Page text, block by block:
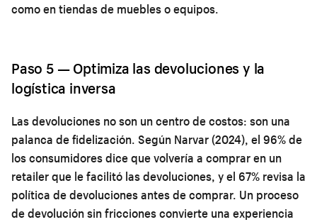
como en tiendas de muebles o equipos.
Paso 5 — Optimiza las devoluciones y la
logística inversa
Las devoluciones no son un centro de costos: son una
palanca de fidelización. Según Narvar (2024), el 96% de
los consumidores dice que volvería a comprar en un
retailer que le facilitó las devoluciones, y el 67% revisa la
política de devoluciones antes de comprar. Un proceso
de devolución sin fricciones convierte una experiencia